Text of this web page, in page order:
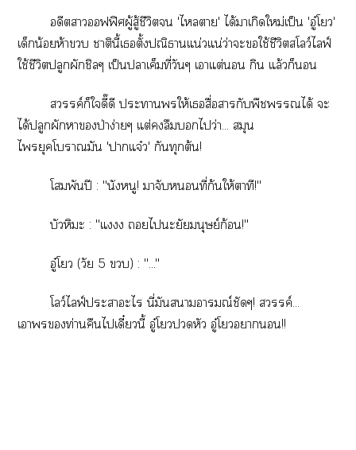
อดีตาออฟฟิศผู้สู้ชีวิต 'ไา' ได้าเกิดใหม่เป็น 'อู๋โว'
เด็กน้อยห้า าตินี้เตั้งปณิธานแน่วแน่ว่าะใช้ชีวิตสโลว์ไลฟ์
ใช้ชีวิตปลูกผักชิลๆ เป็นาเค็มที่วันๆ เาแต่ กิน แล้วก็
สวรรค์ก็ใดี๊ดี ะาให้เสื่อากับพืชได้ ะ
ได้ปลูกผักาป่าง่ายๆ แต่ลืมไว่า... สมุน
ไยุคโามัน 'าแจ๋ว' กันทุกต้น!
​โพันปี : "นังหนู! าจับที่ก้นให้าที!"
บัวหิมะ : "แ ไะยัยมนุษย์ก้อน!"
อู๋โว (วัย 5 ) : "..."
โลว์ไลฟ์ะาะไ นี่มันาอารมณ์ชัดๆ! สวรรค์...
เาท่านคืนไเดี๋ยวนี้ อู๋โวหัว อู๋โา!!